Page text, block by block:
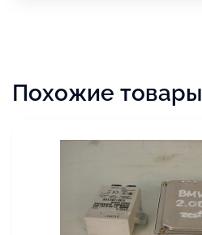
Похожие товары